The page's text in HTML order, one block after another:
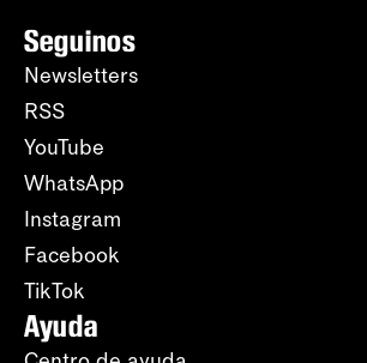
Seguinos
Newsletters
RSS
YouTube
WhatsApp
Instagram
Facebook
TikTok
Ayuda